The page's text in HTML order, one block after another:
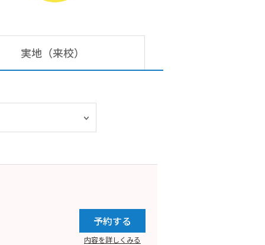
実地（来校）
予約する
内容を詳しくみる